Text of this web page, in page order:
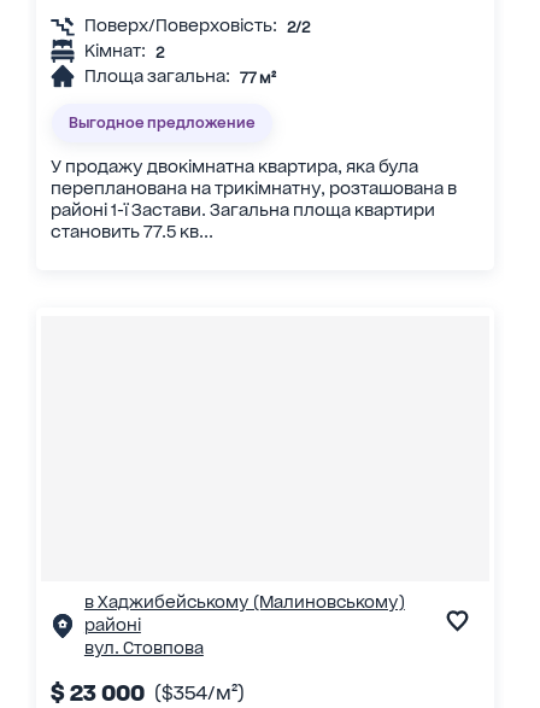
Поверх/Поверховість: 2/2
Кімнат: 2
Площа загальна: 77 м²
Выгодное предложение
У продажу двокімнатна квартира, яка була
перепланована на трикімнатну, розташована в
районі 1-ї Застави. Загальна площа квартири
становить 77.5 кв...
в Хаджибейському (Малиновському)
районі
вул. Стовпова
$ 23 000 ($354/м²)